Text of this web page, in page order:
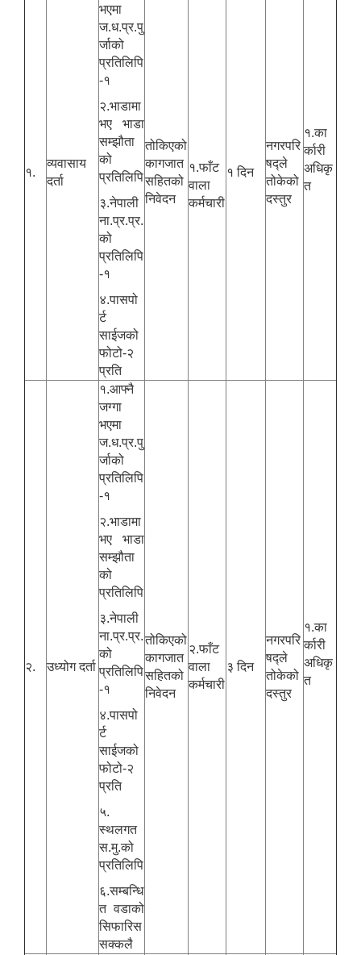
१.
व्यवासाय
दर्ता
भएमा
ज.ध.प्र.पु
र्जाको
प्रतिलिपि
-१
२.भाडामा
भए भाडा
सम्झौता
को
प्रतिलिपि
३.नेपाली
ना.प्र.प्र.
को
प्रतिलिपि
-१
४.पासपो
र्ट
साईजको
फोटो-२
प्रति
तोकिएको
कागजात
सहितको
निवेदन
१.फाँट
वाला
कर्मचारी
१ दिन
नगरपरि
षद्ले
तोकेको
दस्तुर
१.का
र्कारी
अधिकृ
त
२. उध्योग दर्ता
१.आफ्नै
जग्गा
भएमा
ज.ध.प्र.पु
र्जाको
प्रतिलिपि
-१
२.भाडामा
भए भाडा
सम्झौता
को
प्रतिलिपि
३.नेपाली
ना.प्र.प्र.
को
प्रतिलिपि
-१
४.पासपो
र्ट
साईजको
फोटो-२
प्रति
५.
स्थलगत
स.मु.को
प्रतिलिपि
६.सम्बन्धि
त वडाको
सिफारिस
सक्कलै
तोकिएको
कागजात
सहितको
निवेदन
२.फाँट
वाला
कर्मचारी
३ दिन
नगरपरि
षद्ले
तोकेको
दस्तुर
१.का
र्कारी
अधिकृ
त